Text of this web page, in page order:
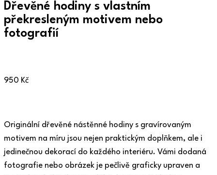
Dřevěné hodiny s vlastním
překresleným motivem nebo
fotografií
950 Kč
Originální dřevěné nástěnné hodiny s gravírovaným
motivem na míru jsou nejen praktickým doplňkem, ale i
jedinečnou dekorací do každého interiéru. Vámi dodaná
fotografie nebo obrázek je pečlivě graficky upraven a